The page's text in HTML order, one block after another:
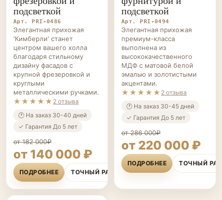
подсветкой
Арт. PRI-0486
Элегантная прихожая
'Кимберли' станет
центром вашего холла
благодаря стильному
дизайну фасадов с
крупной фрезеровкой и
круглыми
металлическими ручками.
★★★★★ 2 отзыва
🕐 На заказ 30-40 дней
✓ Гарантия До 5 лет
от 182 000₽
от 140 000 ₽
ПОДРОБНЕЕ ТОЧНЫЙ РАСЧЁТ
подсветкой
Арт. PRI-0494
Элегантная прихожая
премиум-класса
выполнена из
высококачественного
МДФ c матовой белой
эмалью и золотистыми
акцентами.
★★★★★ 2 отзыва
🕐 На заказ 30-45 дней
✓ Гарантия До 5 лет
от 286 000₽
от 220 000 ₽
ПОДРОБНЕЕ ТОЧНЫЙ